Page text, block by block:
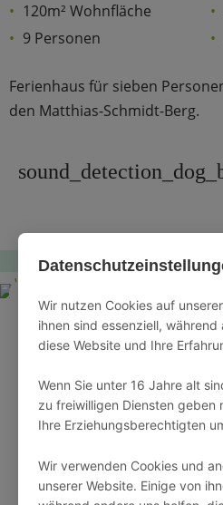
Wir nutzen Cookies auf
ihnen sind essenziell, während
diese Website und Ihre
Wenn Sie unter 16 Jahre alt
zu freiwilligen Diensten geben
Ihre Erziehungsberechtigten
Wir verwenden Cookies und
unserer Website. Einige von
120m² Wohnfläche
9 Personen
Ferienhaus für sieben
den Matthias-Schmidt-Berg.